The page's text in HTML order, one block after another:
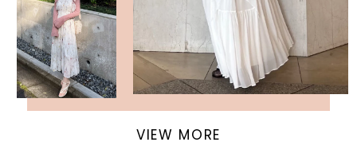
VIEW MORE